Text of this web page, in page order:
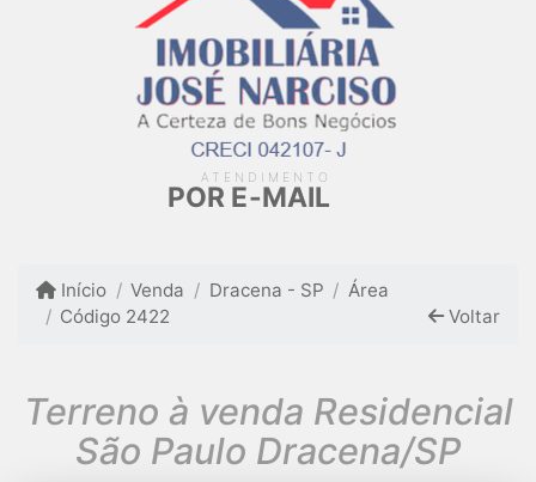
ATENDIMENTO
POR E-MAIL
Início Venda Dracena - SP
Área
Código 2422
Voltar
Terreno à venda Residencial
São Paulo Dracena/SP